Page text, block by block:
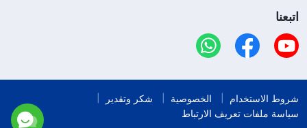
اتبعنا
شروط الاستخدام الخصوصية
شكر وتقدير
سياسة ملفات تعريف الارتباط